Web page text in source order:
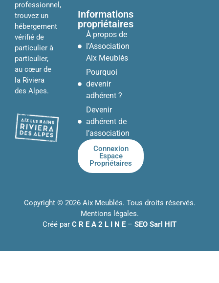
professionnel,
trouvez un
hébergement
vérifié de
particulier à
particulier,
au cœur de
la Riviera
des Alpes.
Informations
propriétaires
À propos de
l’Association
Aix Meublés
Pourquoi
devenir
adhérent ?
Devenir
adhérent de
l’association
Connexion
Espace
Propriétaires
Copyright © 2026 Aix Meublés. Tous droits réservés.
Mentions légales.
Créé par C R E A 2 L I N E – SEO Sarl HIT